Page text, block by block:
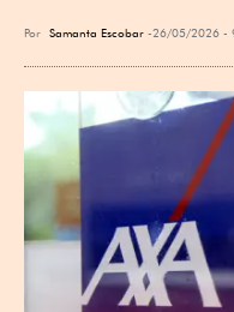
Por Samanta Escobar 26/05/2026 -